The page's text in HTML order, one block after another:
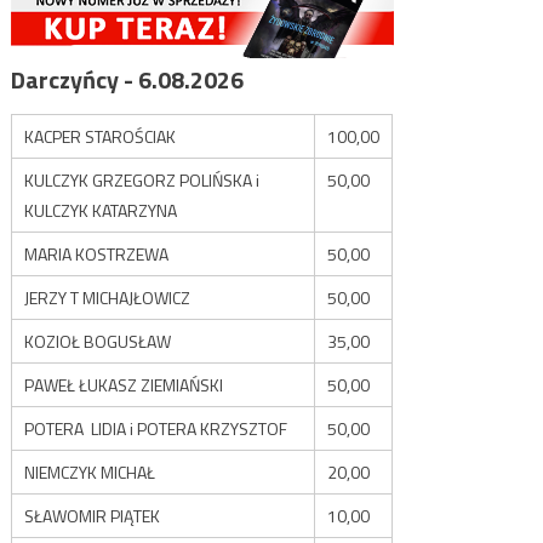
Darczyńcy - 6.08.2026
KACPER STAROŚCIAK
100,00
KULCZYK GRZEGORZ POLIŃSKA i
KULCZYK KATARZYNA
50,00
MARIA KOSTRZEWA
50,00
JERZY T MICHAJŁOWICZ
50,00
KOZIOŁ BOGUSŁAW
35,00
PAWEŁ ŁUKASZ ZIEMIAŃSKI
50,00
POTERA LIDIA i POTERA KRZYSZTOF
50,00
NIEMCZYK MICHAŁ
20,00
SŁAWOMIR PIĄTEK
10,00